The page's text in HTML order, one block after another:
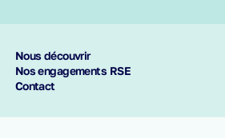
Nous découvrir
Nos engagements RSE
Contact